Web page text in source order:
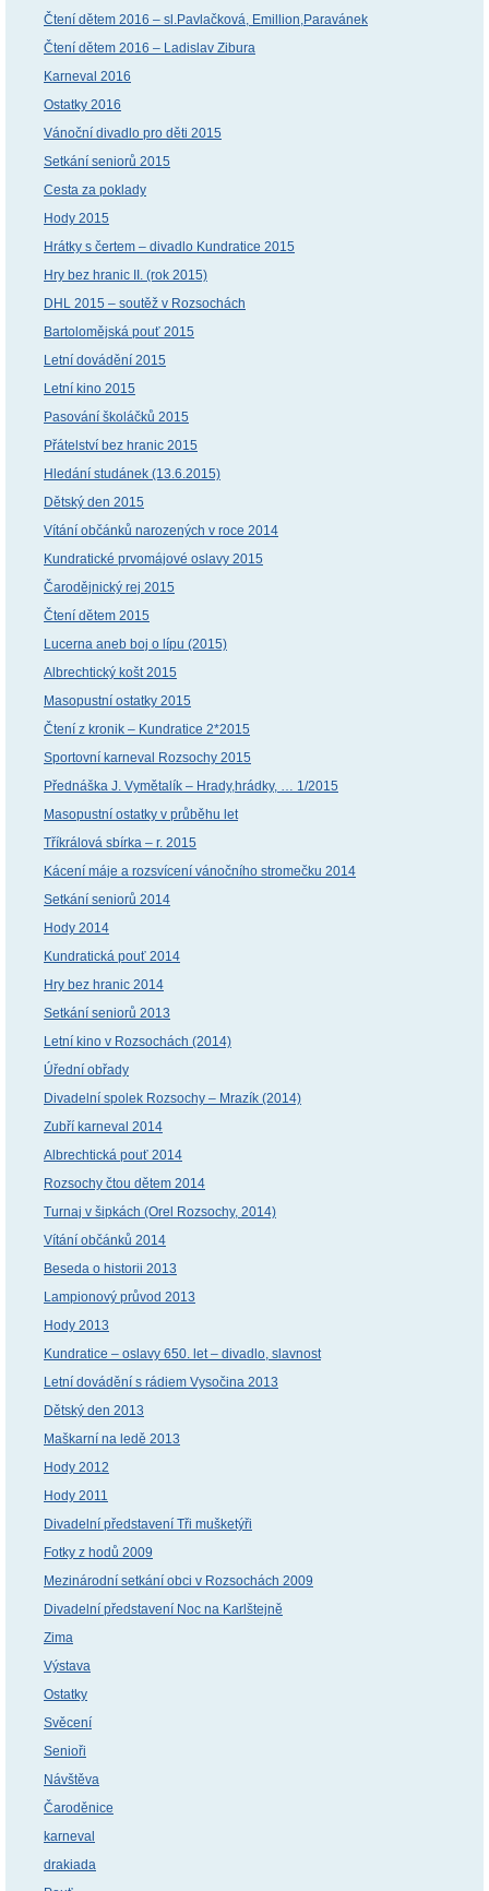
Čtení dětem 2016 – sl.Pavlačková, Emillion,Paravánek
Čtení dětem 2016 – Ladislav Zibura
Karneval 2016
Ostatky 2016
Vánoční divadlo pro děti 2015
Setkání seniorů 2015
Cesta za poklady
Hody 2015
Hrátky s čertem – divadlo Kundratice 2015
Hry bez hranic II. (rok 2015)
DHL 2015 – soutěž v Rozsochách
Bartolomějská pouť 2015
Letní dovádění 2015
Letní kino 2015
Pasování školáčků 2015
Přátelství bez hranic 2015
Hledání studánek (13.6.2015)
Dětský den 2015
Vítání občánků narozených v roce 2014
Kundratické prvomájové oslavy 2015
Čarodějnický rej 2015
Čtení dětem 2015
Lucerna aneb boj o lípu (2015)
Albrechtický košt 2015
Masopustní ostatky 2015
Čtení z kronik – Kundratice 2*2015
Sportovní karneval Rozsochy 2015
Přednáška J. Vymětalík – Hrady,hrádky, … 1/2015
Masopustní ostatky v průběhu let
Tříkrálová sbírka – r. 2015
Kácení máje a rozsvícení vánočního stromečku 2014
Setkání seniorů 2014
Hody 2014
Kundratická pouť 2014
Hry bez hranic 2014
Setkání seniorů 2013
Letní kino v Rozsochách (2014)
Úřední obřady
Divadelní spolek Rozsochy – Mrazík (2014)
Zubří karneval 2014
Albrechtická pouť 2014
Rozsochy čtou dětem 2014
Turnaj v šipkách (Orel Rozsochy, 2014)
Vítání občánků 2014
Beseda o historii 2013
Lampionový průvod 2013
Hody 2013
Kundratice – oslavy 650. let – divadlo, slavnost
Letní dovádění s rádiem Vysočina 2013
Dětský den 2013
Maškarní na ledě 2013
Hody 2012
Hody 2011
Divadelní představení Tři mušketýři
Fotky z hodů 2009
Mezinárodní setkání obci v Rozsochách 2009
Divadelní představení Noc na Karlštejně
Zima
Výstava
Ostatky
Svěcení
Senioři
Návštěva
Čaroděnice
karneval
drakiada